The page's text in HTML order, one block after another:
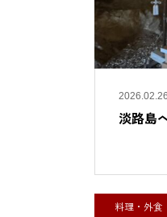
2026.02.26
淡路島
料理・外食